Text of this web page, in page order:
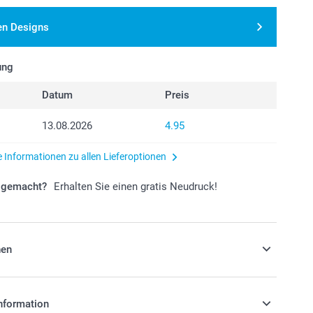
Designs
Datum Preis
13.08.2026 4.95
Informationen zu allen Lieferoptionen
Erhalten Sie einen gratis Neudruck!
oder matt strukturiertem Papier
Reception Cards wahlweise besonders